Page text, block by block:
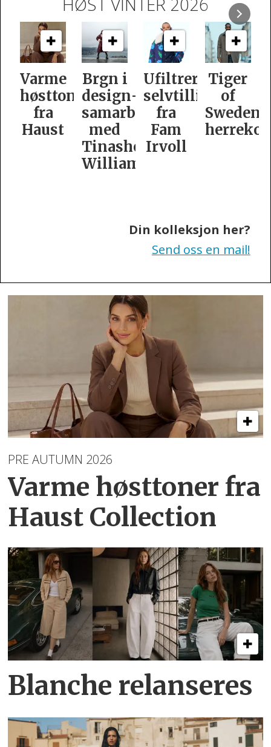
Brgn i
design­
samarbeid
med
Williamson
Ufiltrert
selvtillit
fra
Fam
Irvoll
Tiger
of
Swedens
herrekolleksjon
Slik
er
dame­
Din kolleksjon her?
Send oss en mail!
PRE AUTUMN 2026
Varme høsttoner fra
Haust Collection
Blanche relanseres